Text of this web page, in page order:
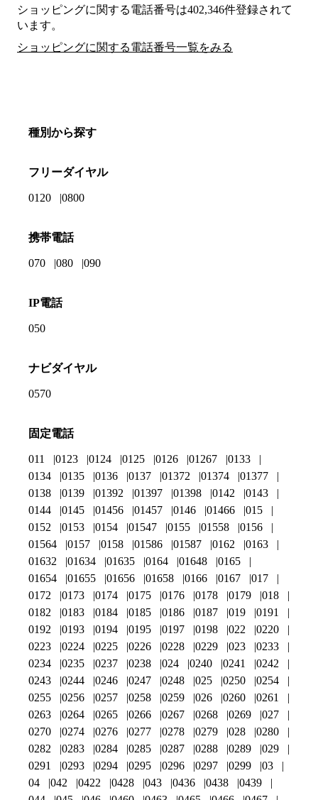
ショッピングに関する電話番号は402,346件登録されて
います。
ショッピングに関する電話番号一覧をみる
種別から探す
フリーダイヤル
0120 0800
携帯電話
070 080 090
IP電話
050
ナビダイヤル
0570
固定電話
011 0123 0124 0125 0126 01267
0133
0134
0135 0136 0137 01372 01374
01377
0138
0139 01392 01397 01398 0142
0143
0144
0145 01456 01457 0146 01466
015
0152
0153 0154 01547 0155 01558
0156
01564
0157 0158 01586 01587 0162
0163
01632
01634 01635 0164 01648
0165
01654
01655 01656 01658 0166 0167
017
0172
0173 0174 0175 0176 0178 0179
018
0182
0183 0184 0185 0186 0187 019
0191
0192
0193 0194 0195 0197 0198 022
0220
0223
0224 0225 0226 0228 0229 023
0233
0234
0235 0237 0238 024 0240 0241
0242
0243
0244 0246 0247 0248 025 0250
0254
0255
0256 0257 0258 0259 026 0260
0261
0263
0264 0265 0266 0267 0268 0269
027
0270
0274 0276 0277 0278 0279 028
0280
0282
0283 0284 0285 0287 0288 0289
029
0291
0293 0294 0295 0296 0297 0299
03
04
042 0422 0428 043 0436 0438
0439